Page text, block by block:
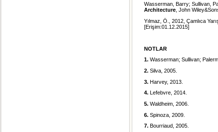
Wasserman, Barry; Sullivan,
Architecture , John
Yılmaz, Ö., 2012, Çamlıca
[Erişim:01.12.2015]
NOTLAR
1. Wasserman; Sullivan;
2. Silva, 2005.
3. Harvey, 2013.
4. Lefebvre, 2014.
5. Waldheim, 2006.
6. Spinoza, 2009.
7. Bourriaud, 2005.